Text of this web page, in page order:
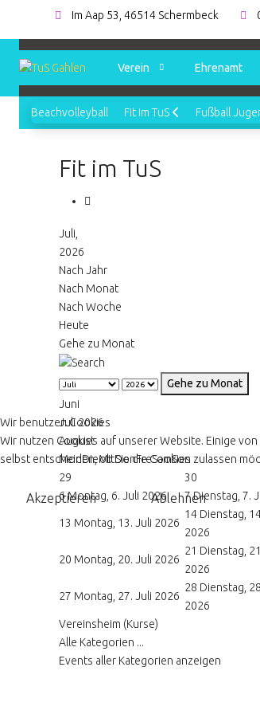
Im Aap 53, 46514 Schermbeck
Verein Ehrenamt
Beachvolleyball Fit im TuS Fußball
Fit im TuS
Juli,
2026
Nach Jahr
Nach Monat
Nach Woche
Heute
Gehe zu Monat
Gehe zu Monat
Juni
Juli 2026
August
MonDieMitDonFreSamSon
29
30
6Montag, 6. Juli 2026 7Dienstag, 7.
13 Montag, 13. Juli 2026
14 Dienstag,
2026
20 Montag, 20. Juli 2026
21 Dienstag,
2026
27 Montag, 27. Juli 2026
28 Dienstag,
2026
Vereinsheim (Kurse)
Alle Kategorien ...
Events aller Kategorien anzeigen
Wir benutzen Cookies
Wir nutzen Cookies auf unserer Website. Einige
selbst entscheiden, ob Sie die Cookies zulassen
Akzeptieren Ablehnen